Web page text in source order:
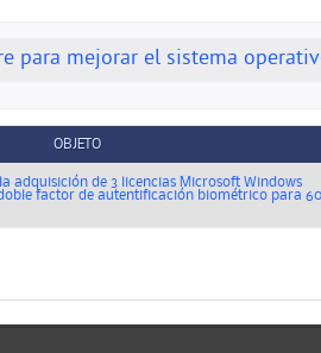
para mejorar el sistema
OBJETO
adquisición de 3 licencias Microsoft Windows
factor de autentificación biométrico para 60